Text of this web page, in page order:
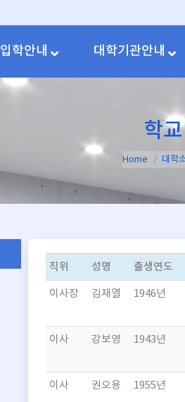
입학안내 대학기관안내
학
You are here:
Home 대학
직위
성명 출생연도
이사장 김재열 1946년
이사 강보영 1943년
이사 권오용 1955년